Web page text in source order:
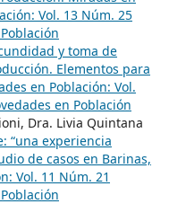
Vol. 13 Núm. 25
y toma de
Elementos para
en Población: Vol.
en Población
Dra. Livia Quintana
“una experiencia
de casos en Barinas,
Vol. 11 Núm. 21